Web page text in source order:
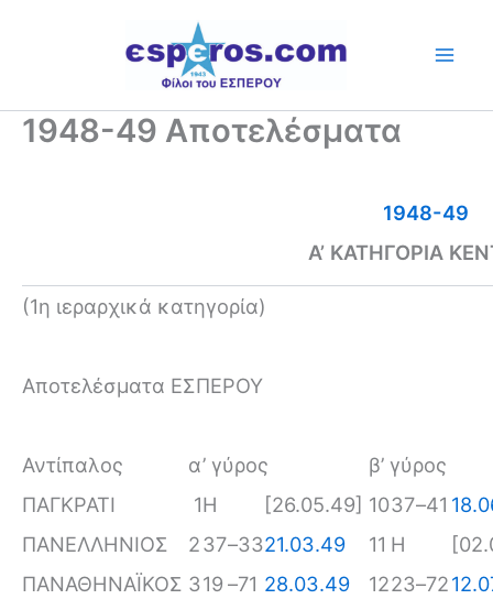
1948-49 Αποτελέσματα
1948-49
Α’ ΚΑΤΗΓΟΡΙΑ
(1η ιεραρχικά κατηγορία)
Αποτελέσματα ΕΣΠΕΡΟΥ
Αντίπαλος α’ γύρος
β’ γύρος
ΠΑΓΚΡΑΤΙ
1H [26.05.49] 1037–41
ΠΑΝΕΛΛΗΝΙΟΣ
237–3321.03.49 11 H
ΠΑΝΑΘΗΝΑΪΚΟΣ 319 –71 28.03.49 1223–72